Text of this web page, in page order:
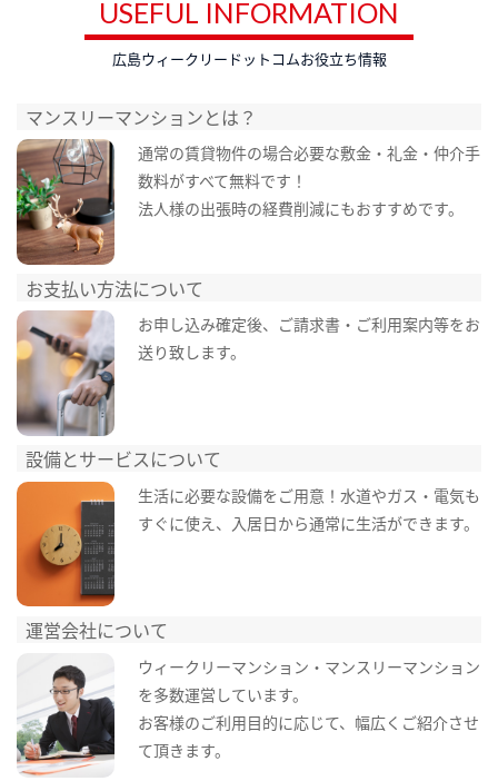
USEFUL INFORMATION
広島ウィークリードットコムお役立ち情報
マンスリーマンションとは？
通常の賃貸物件の場合必要な敷金・礼金・仲介手
数料がすべて無料です！
法人様の出張時の経費削減にもおすすめです。
お支払い方法について
お申し込み確定後、ご請求書・ご利用案内等をお
送り致します。
設備とサービスについて
生活に必要な設備をご用意！水道やガス・電気も
すぐに使え、入居日から通常に生活ができます。
運営会社について
ウィークリーマンション・マンスリーマンション
を多数運営しています。
お客様のご利用目的に応じて、幅広くご紹介させ
て頂きます。